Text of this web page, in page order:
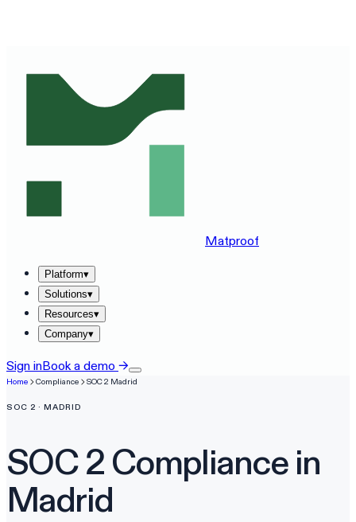
Matproof
Platform▾
Solutions▾
Resources▾
Company▾
Sign inBook a demo →
Home Compliance SOC 2 Madrid
SOC 2 ·MADRID
SOC 2 Compliance in
Madrid